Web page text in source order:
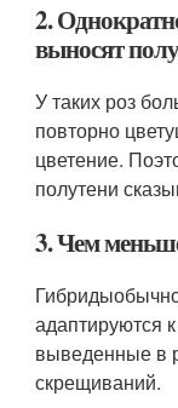
2.
выносят
У таких роз
повторно
цветение.
полутени
3. Чем
адаптируются
выведенные в
скрещиваний.